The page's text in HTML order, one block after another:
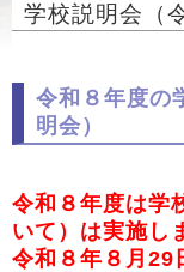
学校説明会（
令和８年度の
明会）
令和８年度は学
いて）は実施し
令和８年８月29